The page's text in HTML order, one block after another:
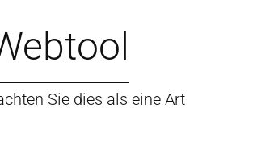
Sie dies als eine Art